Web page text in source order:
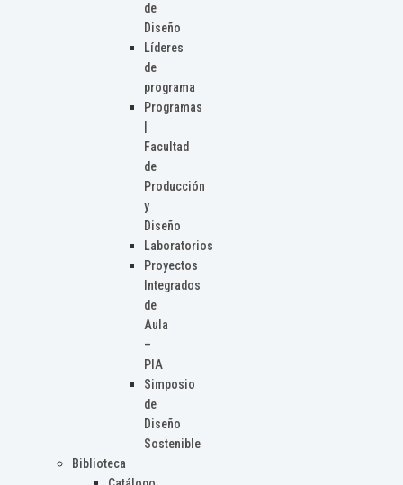
de
Diseño
Líderes
de
programa
Programas
Facultad
de
Producción
y
Diseño
Laboratorios
Proyectos
Integrados
de
Aula
–
PIA
Simposio
de
Diseño
Sostenible
Biblioteca